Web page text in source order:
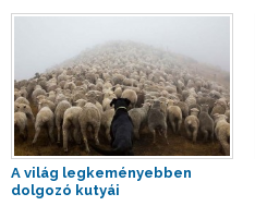
A világ legkeményebben
dolgozó kutyái